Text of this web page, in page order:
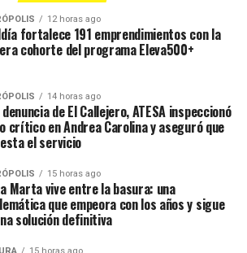
12 horas ago
fortalece 191 emprendimientos con la
cohorte del programa Eleva500+
14 horas ago
de El Callejero, ATESA inspeccionó
crítico en Andrea Carolina y aseguró que
el servicio
15 horas ago
Marta vive entre la basura: una
que empeora con los años y sigue
solución definitiva
15 horas ago